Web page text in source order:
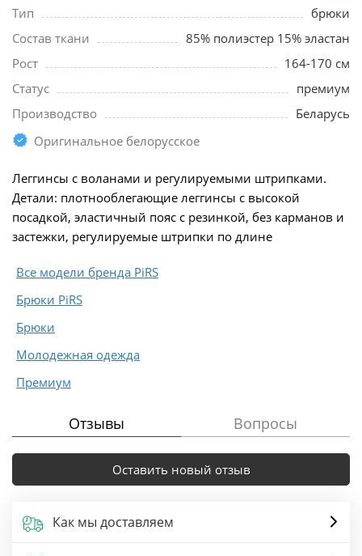
Тип
брюки
Состав ткани
85% полиэстер 15% эластан
Рост
164-170 см
Статус
премиум
Производство
Беларусь
Оригинальное белорусское
Леггинсы с воланами и регулируемыми штрипками.
Детали: плотнооблегающие леггинсы с высокой
посадкой, эластичный пояс с резинкой, без карманов и
застежки, регулируемые штрипки по длине
Все модели бренда PiRS
Брюки PiRS
Брюки
Молодежная одежда
Премиум
Отзывы Вопросы
Оставить новый отзыв
Как мы доставляем